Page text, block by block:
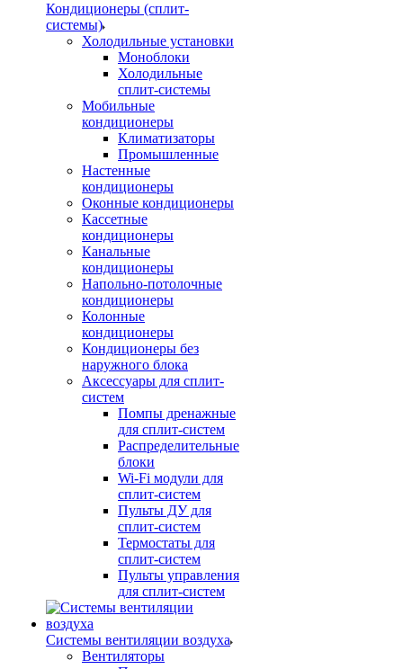
Кондиционеры (сплит-
системы)
Холодильные установки
Моноблоки
Холодильные
сплит-системы
Мобильные
кондиционеры
Климатизаторы
Промышленные
Настенные
кондиционеры
Оконные кондиционеры
Кассетные
кондиционеры
Канальные
кондиционеры
Напольно-потолочные
кондиционеры
Колонные
кондиционеры
Кондиционеры без
наружного блока
Аксессуары для сплит-
систем
Помпы дренажные
для сплит-систем
Распределительные
блоки
Wi-Fi модули для
сплит-систем
Пульты ДУ для
сплит-систем
Термостаты для
сплит-систем
Пульты управления
для сплит-систем
Системы вентиляции воздуха
Вентиляторы